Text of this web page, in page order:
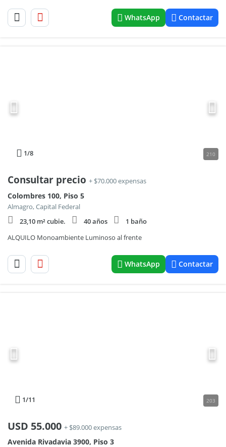
WhatsApp Contactar
1/8 210
Consultar precio + $70.000 expensas
Colombres 100, Piso 5
Almagro, Capital Federal
23,10 m² cubie.
40 años
1 baño
ALQUILO Monoambiente Luminoso al frente
WhatsApp Contactar
1/11 203
USD 55.000 + $89.000 expensas
Avenida Rivadavia 3900, Piso 3